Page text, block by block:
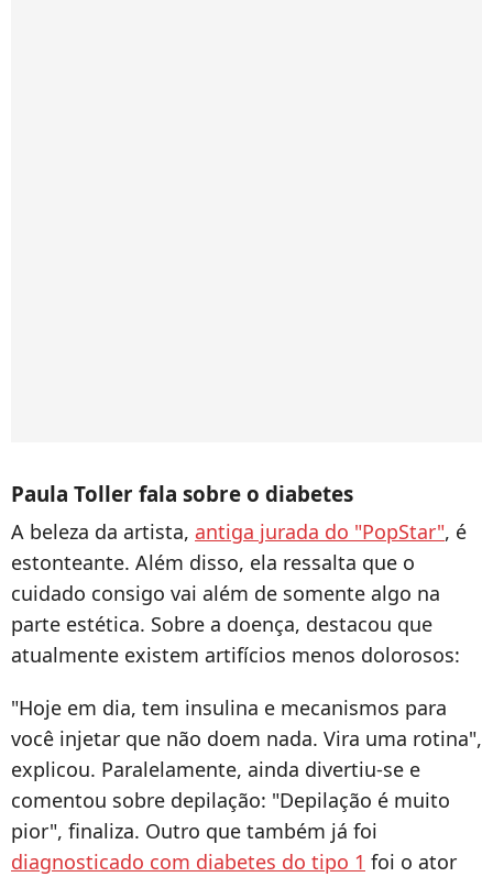
Paula Toller fala sobre o diabetes
A beleza da artista, antiga jurada do "PopStar", é
estonteante. Além disso, ela ressalta que o
cuidado consigo vai além de somente algo na
parte estética. Sobre a doença, destacou que
atualmente existem artifícios menos dolorosos:
"Hoje em dia, tem insulina e mecanismos para
você injetar que não doem nada. Vira uma rotina",
explicou. Paralelamente, ainda divertiu-se e
comentou sobre depilação: "Depilação é muito
pior", finaliza. Outro que também já foi
diagnosticado com diabetes do tipo 1 foi o ator